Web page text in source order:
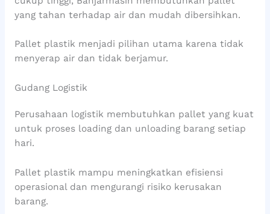
yang tahan terhadap air dan mudah dibersihkan.
Pallet plastik menjadi pilihan utama karena tidak
menyerap air dan tidak berjamur.
Gudang Logistik
Perusahaan logistik membutuhkan pallet yang kuat
untuk proses loading dan unloading barang setiap
hari.
Pallet plastik mampu meningkatkan efisiensi
operasional dan mengurangi risiko kerusakan
barang.